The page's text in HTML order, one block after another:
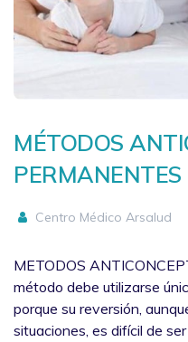
MÉTODOS
PERMANENTES
Centro Médico Arsalud
METODOS
método debe utilizarse
porque su reversión,
situaciones, es difícil de